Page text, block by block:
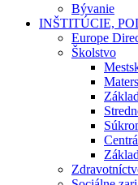
Bývanie
INŠTITÚCIE,
Europe
Školstvo